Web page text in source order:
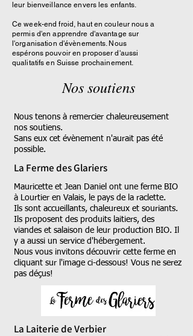
leur bienveillance envers les enfants.
Ce week-end froid, haut en couleur nous a
permis d'en apprendre d'avantage sur
l'organisation d'évènements. Nous
espérons pouvoir en proposer d'aussi
qualitatifs en Suisse prochainement.
Nos soutiens
Nous tenons à remercier chaleureusement
nos soutiens.
Sans eux cet évènement n'aurait pas été
possible.
La Ferme des Glariers
Mauricette et Jean Daniel ont une ferme BIO
à Lourtier en Valais, le pays de la raclette.
Ils sont accueillants, chaleureux et souriants.
Ils proposent des produits laitiers, des
viandes et salaison de leur production BIO. Il
y a aussi un service d'hébergement.
Nous vous invitons découvrir cette ferme en
cliquant sur l'image ci-dessous! Vous ne serez
pas déçus!
La Laiterie de Verbier